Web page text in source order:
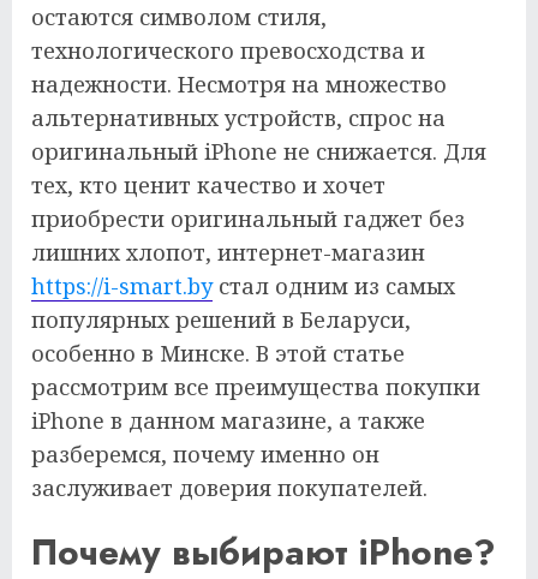
остаются символом стиля,
технологического превосходства и
надежности. Несмотря на множество
альтернативных устройств, спрос на
оригинальный iPhone не снижается. Для
тех, кто ценит качество и хочет
приобрести оригинальный гаджет без
лишних хлопот, интернет-магазин
https://i-smart.byстал одним из самых
популярных решений в Беларуси,
особенно в Минске. В этой статье
рассмотрим все преимущества покупки
iPhone в данном магазине, а также
разберемся, почему именно он
заслуживает доверия покупателей.
Почему выбирают iPhone?